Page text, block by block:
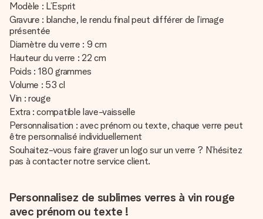
Modèle : L’Esprit
Gravure : blanche, le rendu final peut différer de l’image
présentée
Diamètre du verre : 9 cm
Hauteur du verre : 22 cm
Poids : 180 grammes
Volume : 53 cl
Vin : rouge
Extra : compatible lave-vaisselle
Personnalisation : avec prénom ou texte, chaque verre peut
être personnalisé individuellement
Souhaitez-vous faire graver un logo sur un verre ? N’hésitez
pas à contacter notre service client.
Personnalisez de sublimes verres à vin rouge
avec prénom ou texte !